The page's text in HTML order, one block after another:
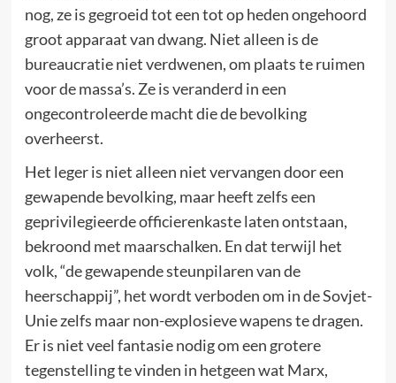
nog, ze is gegroeid tot een tot op heden ongehoord
groot apparaat van dwang. Niet alleen is de
bureaucratie niet verdwenen, om plaats te ruimen
voor de massa’s. Ze is veranderd in een
ongecontroleerde macht die de bevolking
overheerst.
Het leger is niet alleen niet vervangen door een
gewapende bevolking, maar heeft zelfs een
geprivilegieerde officierenkaste laten ontstaan,
bekroond met maarschalken. En dat terwijl het
volk, “de gewapende steunpilaren van de
heerschappij”, het wordt verboden om in de Sovjet-
Unie zelfs maar non-explosieve wapens te dragen.
Er is niet veel fantasie nodig om een grotere
tegenstelling te vinden in hetgeen wat Marx,